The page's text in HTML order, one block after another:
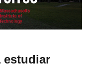
estudiar